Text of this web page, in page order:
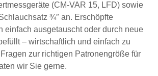
(CM-VAR 15, LFD) sowie
¾″ an. Erschöpfte
einfach ausgetauscht oder durch neue
– wirtschaftlich und einfach zu
zur richtigen Patronengröße für
wir Sie gerne.